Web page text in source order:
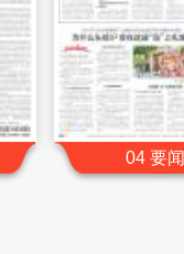
04 要闻